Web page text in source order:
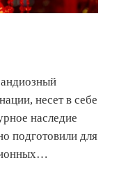
несет в себе
наследие
подготовили для